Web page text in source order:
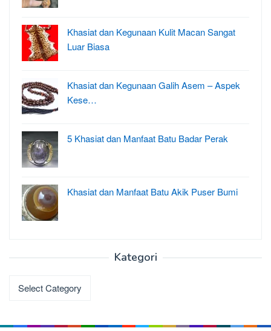
Khasiat dan Kegunaan Kulit Macan Sangat
Luar Biasa
Khasiat dan Kegunaan Galih Asem – Aspek
Kese…
5 Khasiat dan Manfaat Batu Badar Perak
Khasiat dan Manfaat Batu Akik Puser Bumi
Kategori
Kategori